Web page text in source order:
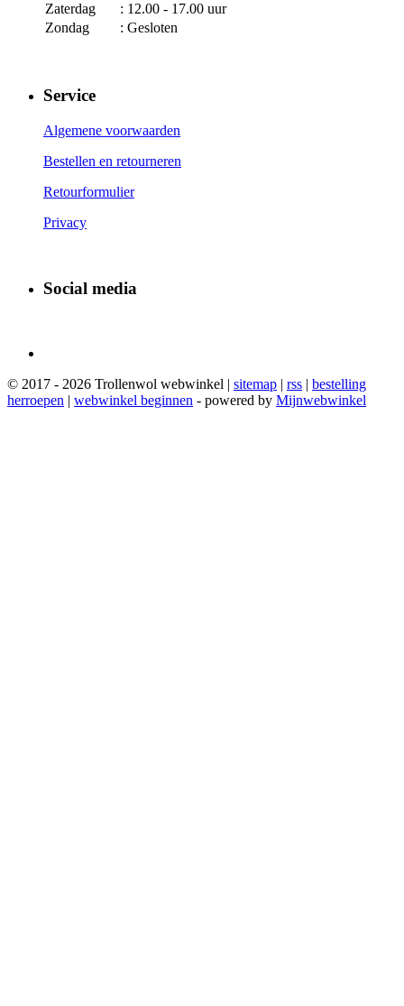
Zaterdag
: 12.00 - 17.00 uur
Zondag
: Gesloten
Service
Algemene voorwaarden
Bestellen en retourneren
Retourformulier
Privacy
Social media
© 2017 - 2026 Trollenwol webwinkel | sitemap | rss | bestelling
herroepen | webwinkel beginnen - powered by Mijnwebwinkel